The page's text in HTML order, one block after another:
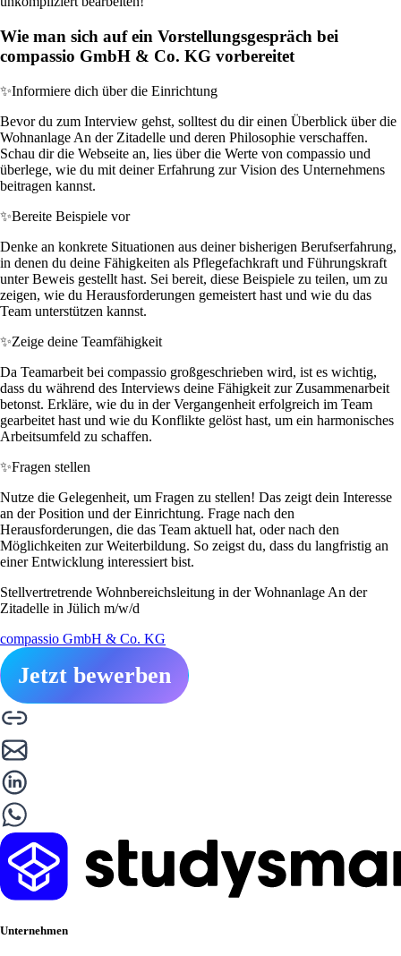
Wie man sich auf ein Vorstellungsgespräch bei
compassio GmbH & Co. KG vorbereitet
✨Informiere dich über die Einrichtung
Bevor du zum Interview gehst, solltest du dir einen Überblick über die
Wohnanlage An der Zitadelle und deren Philosophie verschaffen.
Schau dir die Webseite an, lies über die Werte von compassio und
überlege, wie du mit deiner Erfahrung zur Vision des Unternehmens
beitragen kannst.
✨Bereite Beispiele vor
Denke an konkrete Situationen aus deiner bisherigen Berufserfahrung,
in denen du deine Fähigkeiten als Pflegefachkraft und Führungskraft
unter Beweis gestellt hast. Sei bereit, diese Beispiele zu teilen, um zu
zeigen, wie du Herausforderungen gemeistert hast und wie du das
Team unterstützen kannst.
✨Zeige deine Teamfähigkeit
Da Teamarbeit bei compassio großgeschrieben wird, ist es wichtig,
dass du während des Interviews deine Fähigkeit zur Zusammenarbeit
betonst. Erkläre, wie du in der Vergangenheit erfolgreich im Team
gearbeitet hast und wie du Konflikte gelöst hast, um ein harmonisches
Arbeitsumfeld zu schaffen.
✨Fragen stellen
Nutze die Gelegenheit, um Fragen zu stellen! Das zeigt dein Interesse
an der Position und der Einrichtung. Frage nach den
Herausforderungen, die das Team aktuell hat, oder nach den
Möglichkeiten zur Weiterbildung. So zeigst du, dass du langfristig an
einer Entwicklung interessiert bist.
Stellvertretrende Wohnbereichsleitung in der Wohnanlage An der
Zitadelle in Jülich m/w/d
compassio GmbH & Co. KG
Jetzt bewerben
Unternehmen